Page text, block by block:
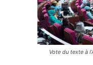
Vote du texte à